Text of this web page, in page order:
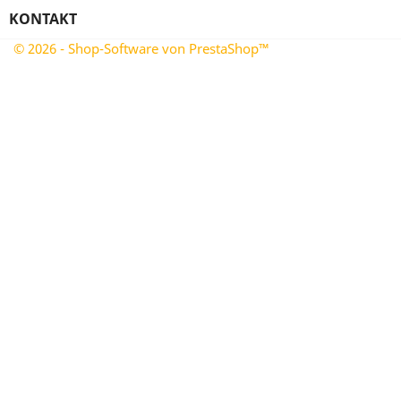
KONTAKT
© 2026 - Shop-Software von PrestaShop™